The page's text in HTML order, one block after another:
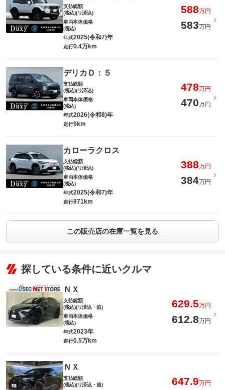
支払総額
(税込)(リ済込)
588万円
車両本体価格
(税込)
583万円
年式2025(令和7)年
走行0.4万km
デリカＤ：５
支払総額
(税込)(リ済込)
478万円
車両本体価格
(税込)
470万円
年式2026(令和8)年
走行9km
カローラクロス
支払総額
(税込)(リ済込)
388万円
車両本体価格
(税込)
384万円
年式2025(令和7)年
走行871km
この販売店の在庫一覧を見る
探している条件に近いクルマ
ＮＸ
支払総額
(税込)(リ済込・追)
629.5万円
車両本体価格
(税込)
612.8万円
年式2023年
走行0.5万km
ＮＸ
支払総額
(税込)(リ済込・追)
647.9万円